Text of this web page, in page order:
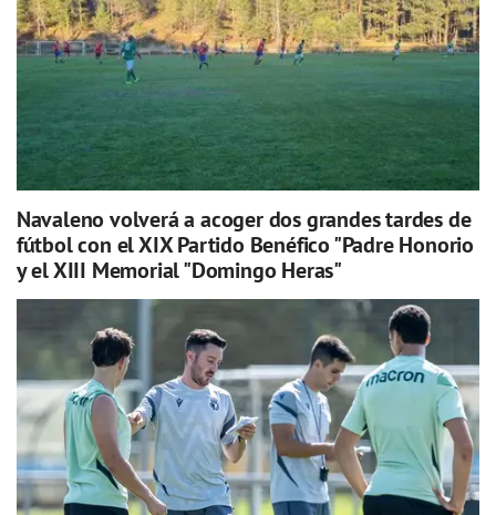
Navaleno volverá a acoger dos grandes tardes de
fútbol con el XIX Partido Benéfico "Padre Honorio
y el XIII Memorial "Domingo Heras"